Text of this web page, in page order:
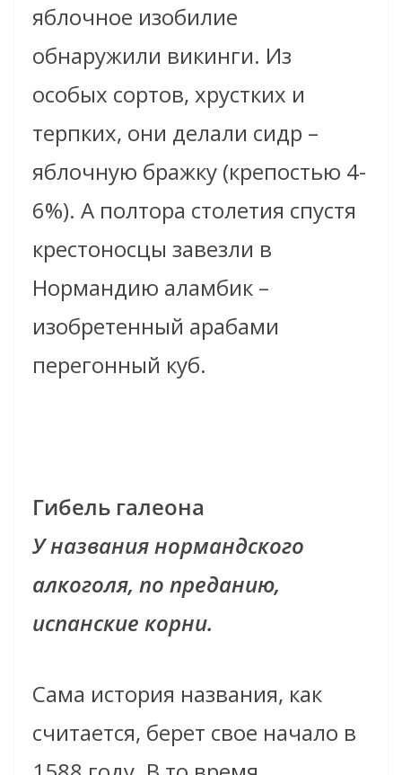
яблочное изобилие
обнаружили викинги. Из
особых сортов, хрустких и
терпких, они делали сидр –
яблочную бражку (крепостью 4-
6%). А полтора столетия спустя
крестоносцы завезли в
Нормандию аламбик –
изобретенный арабами
перегонный куб.
Гибель галеона
У названия нормандского
алкоголя, по преданию,
испанские корни.
Сама история названия, как
считается, берет свое начало в